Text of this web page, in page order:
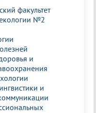
факультет
№2
и
и